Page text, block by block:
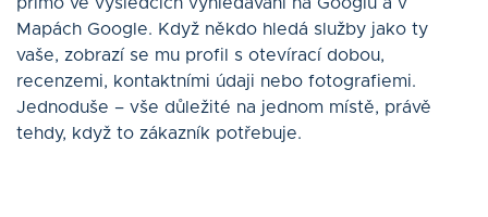
Mapách Google. Když někdo hledá služby jako ty
vaše, zobrazí se mu profil s otevírací dobou,
recenzemi, kontaktními údaji nebo fotografiemi.
Jednoduše – vše důležité na jednom místě, právě
tehdy, když to zákazník potřebuje.